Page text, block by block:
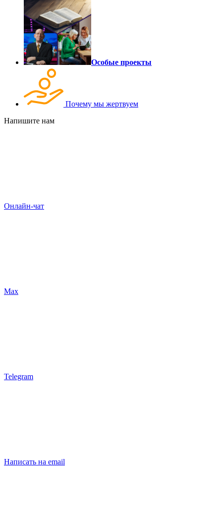
Особые проекты
Почему мы жертвуем
Напишите нам
Онлайн-чат
Max
Telegram
Написать на email